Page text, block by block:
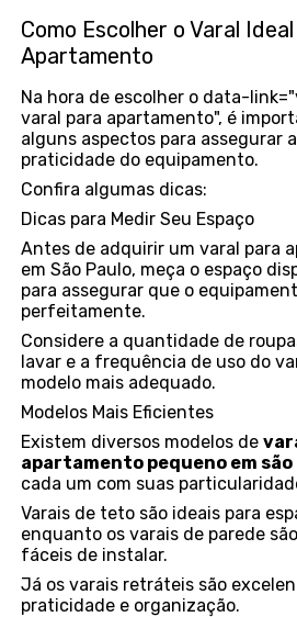
Como Escolher o Varal
Apartamento
Na hora de escolher o data-
varal para apartamento", é
alguns aspectos para assegurar
praticidade do equipamento.
Confira algumas dicas:
Dicas para Medir Seu Espaço
Antes de adquirir um varal para
em São Paulo, meça o espaço
para assegurar que o
perfeitamente.
Considere a quantidade de
lavar e a frequência de uso do
modelo mais adequado.
Modelos Mais Eficientes
Existem diversos modelos de
apartamento pequeno em são
cada um com suas
Varais de teto são ideais para
enquanto os varais de parede
fáceis de instalar.
Já os varais retráteis são
praticidade e organização.